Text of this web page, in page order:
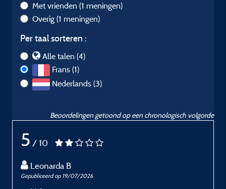
Met vrienden (1 meningen)
Overig (1 meningen)
Per taal sorteren :
Alle talen (4)
Frans (1)
Nederlands (3)
Beoordelingen getoond op een chronologisch volgorde
5 / 10
Leonarda B
Gepubliceerd op 19/07/2026